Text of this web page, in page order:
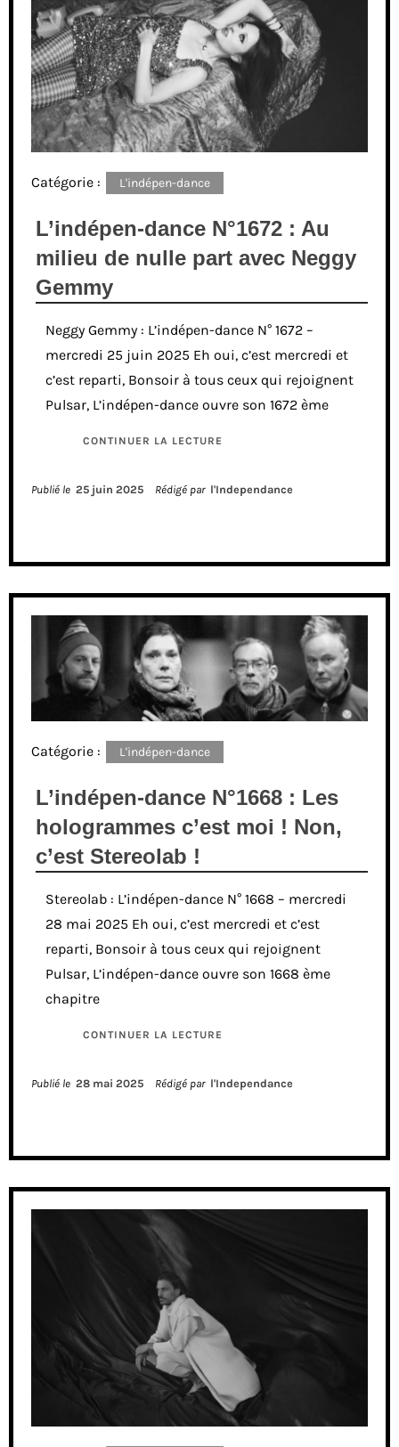
Catégorie : L'indépen-dance
L’indépen-dance N°1672 : Au
milieu de nulle part avec Neggy
Gemmy
Neggy Gemmy : L’indépen-dance N° 1672 –
mercredi 25 juin 2025 Eh oui, c’est mercredi et
c’est reparti, Bonsoir à tous ceux qui rejoignent
Pulsar, L’indépen-dance ouvre son 1672 ème
CONTINUER LA LECTURE
Publié le 25 juin 2025 Rédigé par l'Independance
Catégorie : L'indépen-dance
L’indépen-dance N°1668 : Les
hologrammes c’est moi ! Non,
c’est Stereolab !
Stereolab : L’indépen-dance N° 1668 – mercredi
28 mai 2025 Eh oui, c’est mercredi et c’est
reparti, Bonsoir à tous ceux qui rejoignent
Pulsar, L’indépen-dance ouvre son 1668 ème
chapitre
CONTINUER LA LECTURE
Publié le 28 mai 2025 Rédigé par l'Independance